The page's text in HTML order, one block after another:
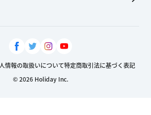
情報の取扱いについて特定商取引法に基づく表記
© 2026 Holiday Inc.